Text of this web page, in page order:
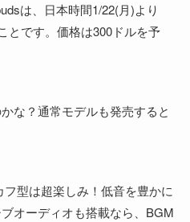
は、日本時間1/22(月)より
とです。価格は300ドルを予
な？通常モデルも発売すると
型は超楽しみ！低音を豊かに
オーディオも搭載なら、BGM